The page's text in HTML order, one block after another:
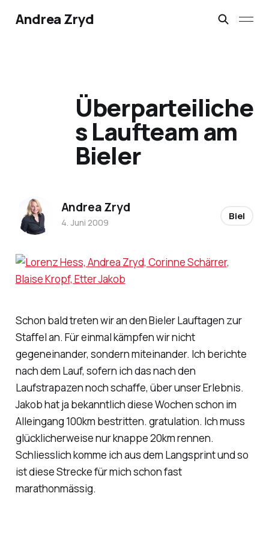
Andrea Zryd
Schon bald treten wir an den Bieler Lauftagen zur
Staffel an. Für einmal kämpfen wir nicht
gegeneinander, sondern miteinander. Ich berichte
nach dem Lauf, sofern ich das nach den
Laufstrapazen noch schaffe, über unser Erlebnis.
Jakob hat ja bekanntlich diese Wochen schon im
Alleingang 100km bestritten. gratulation. Ich muss
glücklicherweise nur knappe 20km rennen.
Schliesslich komme ich aus dem Langsprint und so
ist diese Strecke für mich schon fast
marathonmässig.
Überparteiliche
s Laufteam am
Bieler
Andrea Zryd
4. Juni 2009
Biel